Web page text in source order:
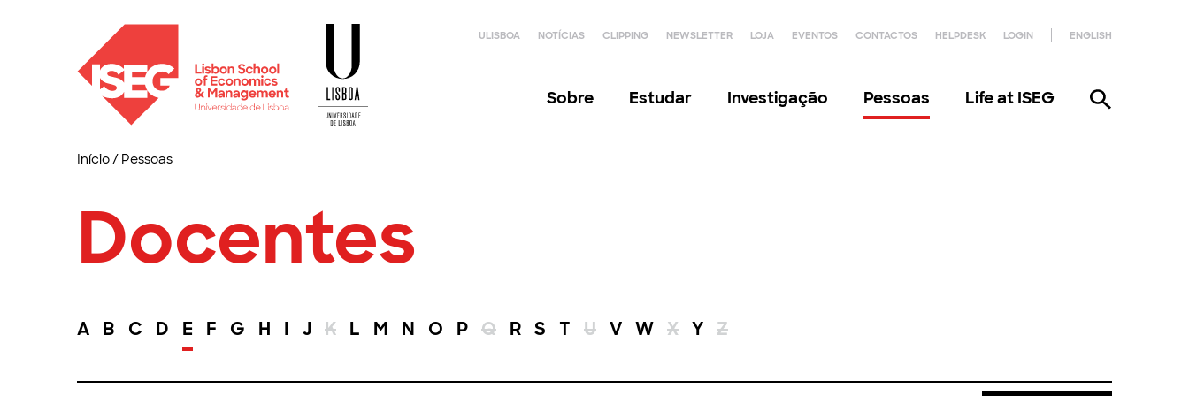
ULISBOA NOTÍCIAS CLIPPING NEWSLETTER LOJA EVENTOS CONTACTOS HELPDESK LOGIN ENGLISH
Sobre Estudar Investigação Pessoas Life at ISEG
Início/ Pessoas
Docentes
A B C D E F G H I J K L M N O P Q R S T U V W X Y Z